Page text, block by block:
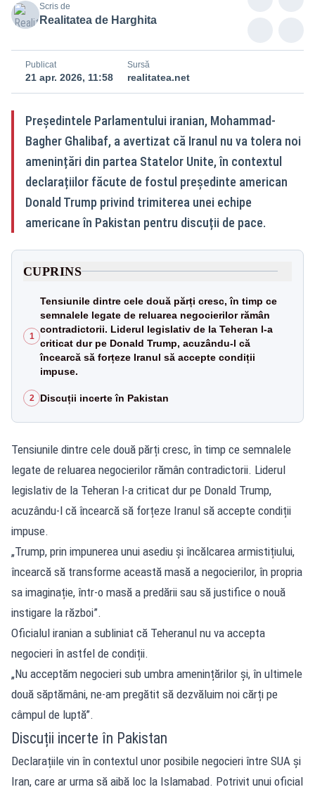
Scris de
Realitatea de Harghita
Publicat
21 apr. 2026, 11:58
Sursă
realitatea.net
Președintele Parlamentului iranian, Mohammad-
Bagher Ghalibaf, a avertizat că Iranul nu va tolera noi
amenințări din partea Statelor Unite, în contextul
declarațiilor făcute de fostul președinte american
Donald Trump privind trimiterea unei echipe
americane în Pakistan pentru discuții de pace.
CUPRINS
1
Tensiunile dintre cele două părți cresc, în timp ce
semnalele legate de reluarea negocierilor rămân
contradictorii. Liderul legislativ de la Teheran l-a
criticat dur pe Donald Trump, acuzându-l că
încearcă să forțeze Iranul să accepte condiții
impuse.
2 Discuții incerte în Pakistan
Tensiunile dintre cele două părți cresc, în timp ce semnalele
legate de reluarea negocierilor rămân contradictorii. Liderul
legislativ de la Teheran l-a criticat dur pe Donald Trump,
acuzându-l că încearcă să forțeze Iranul să accepte condiții
impuse.
„Trump, prin impunerea unui asediu și încălcarea armistițiului,
încearcă să transforme această masă a negocierilor, în propria
sa imaginație, într-o masă a predării sau să justifice o nouă
instigare la război”.
Oficialul iranian a subliniat că Teheranul nu va accepta
negocieri în astfel de condiții.
„Nu acceptăm negocieri sub umbra amenințărilor și, în ultimele
două săptămâni, ne-am pregătit să dezvăluim noi cărți pe
câmpul de luptă”.
Discuții incerte în Pakistan
Declarațiile vin în contextul unor posibile negocieri între SUA și
Iran, care ar urma să aibă loc la Islamabad. Potrivit unui oficial